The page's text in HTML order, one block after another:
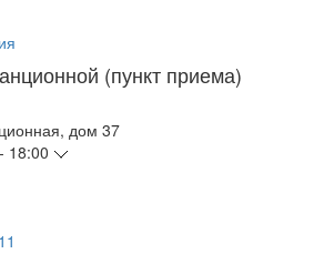
(пункт приема)
дом 37
18:00